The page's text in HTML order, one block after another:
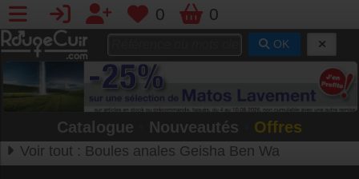
0 0
OK
Catalogue Nouveautés Offres
Voir tout : Boules anales Geisha Ben Wa